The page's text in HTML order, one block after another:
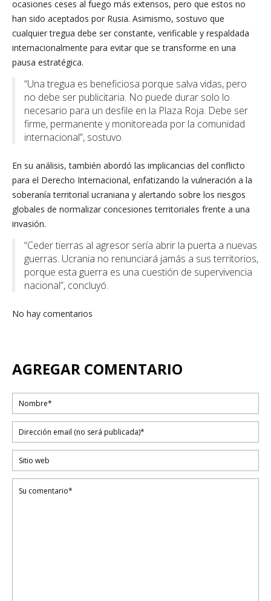
ocasiones ceses al fuego más extensos, pero que estos no
han sido aceptados por Rusia. Asimismo, sostuvo que
cualquier tregua debe ser constante, verificable y respaldada
internacionalmente para evitar que se transforme en una
pausa estratégica.
“Una tregua es beneficiosa porque salva vidas, pero
no debe ser publicitaria. No puede durar solo lo
necesario para un desfile en la Plaza Roja. Debe ser
firme, permanente y monitoreada por la comunidad
internacional”, sostuvo.
En su análisis, también abordó las implicancias del conflicto
para el Derecho Internacional, enfatizando la vulneración a la
soberanía territorial ucraniana y alertando sobre los riesgos
globales de normalizar concesiones territoriales frente a una
invasión.
“Ceder tierras al agresor sería abrir la puerta a nuevas
guerras. Ucrania no renunciará jamás a sus territorios,
porque esta guerra es una cuestión de supervivencia
nacional”, concluyó.
No hay comentarios
AGREGAR COMENTARIO